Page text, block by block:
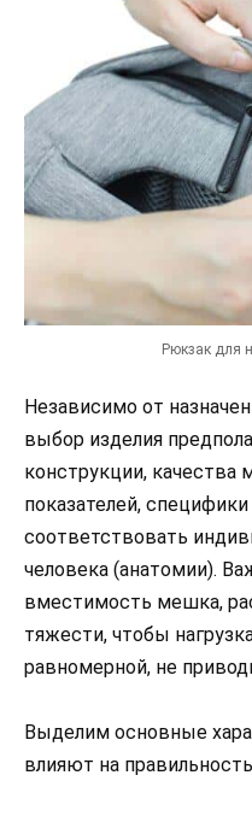
Рюкзак для
Независимо от
выбор изделия
конструкции, качества
показателей,
соответствовать
человека (анатомии).
вместимость мешка,
тяжести, чтобы
равномерной, не
Выделим основные
влияют на